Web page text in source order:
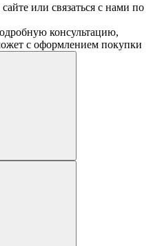
или связаться с нами по
консультацию,
с оформлением покупки